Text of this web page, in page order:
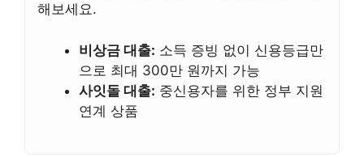
해보세요.
비상금 대출: 소득 증빙 없이 신용등급만
으로 최대 300만 원까지 가능
사잇돌 대출: 중신용자를 위한 정부 지원
연계 상품